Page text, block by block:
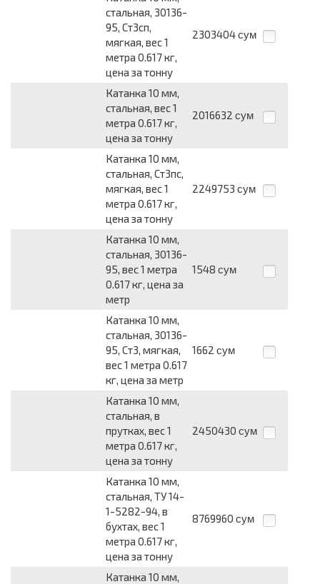
стальная, 30136-
95, Ст3сп,
мягкая, вес 1
метра 0.617 кг,
цена за тонну
2303404 сум
Катанка 10 мм,
стальная, вес 1
метра 0.617 кг,
цена за тонну
2016632 сум
Катанка 10 мм,
стальная, Ст3пс,
мягкая, вес 1
метра 0.617 кг,
цена за тонну
2249753 сум
Катанка 10 мм,
стальная, 30136-
95, вес 1 метра
0.617 кг, цена за
метр
1548 сум
Катанка 10 мм,
стальная, 30136-
95, Ст3, мягкая,
вес 1 метра 0.617
кг, цена за метр
1662 сум
Катанка 10 мм,
стальная, в
прутках, вес 1
метра 0.617 кг,
цена за тонну
2450430 сум
Катанка 10 мм,
стальная, ТУ 14-
1-5282-94, в
бухтах, вес 1
метра 0.617 кг,
цена за тонну
8769960 сум
Катанка 10 мм,